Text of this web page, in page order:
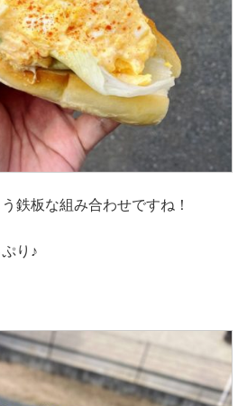
う鉄板な組み合わせですね！
り♪